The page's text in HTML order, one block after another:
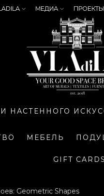
МЕДИА ПРОЕКТЫ
НАСТЕННОГО
МЕБЕЛЬ
GIFT CARDS
Geometric Shapes